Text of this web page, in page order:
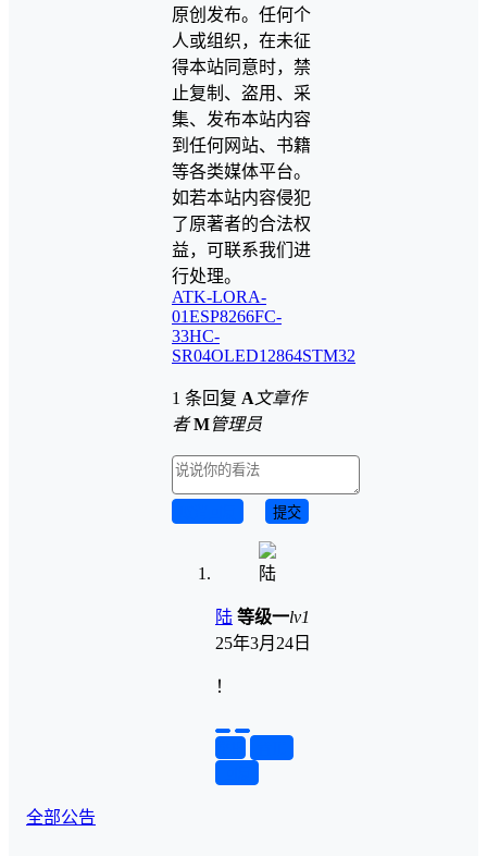
原创发布。任何个
人或组织，在未征
得本站同意时，禁
止复制、盗用、采
集、发布本站内容
到任何网站、书籍
等各类媒体平台。
如若本站内容侵犯
了原著者的合法权
益，可联系我们进
行处理。
ATK-LORA-
01ESP8266FC-
33HC-
SR04OLED12864STM32
1 条回复 A 文章作
者 M管理员
提交
陆 等级一lv1
25年3月24日
！
全部公告